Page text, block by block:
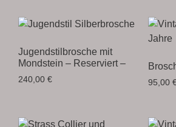
Jugendstilbrosche mit
Mondstein – Reserviert –
240,00 € 95,00